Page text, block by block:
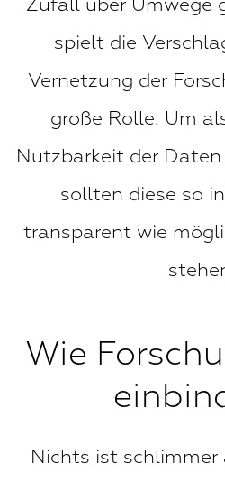
Zufall über Umwege
spielt die
Vernetzung der
große Rolle. Um
Nutzbarkeit der
sollten diese so
transparent wie
Wie
Nichts ist schlimmer